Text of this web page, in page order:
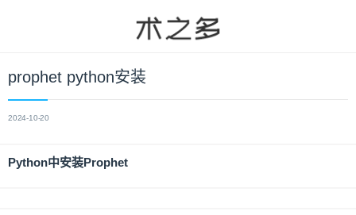
prophet python安装
2024-10-20
Python中安装Prophet